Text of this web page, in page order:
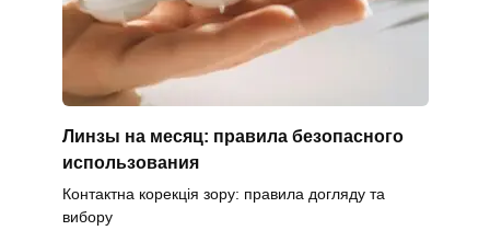
Линзы на месяц: правила безопасного
использования
Контактна корекція зору: правила догляду та
вибору